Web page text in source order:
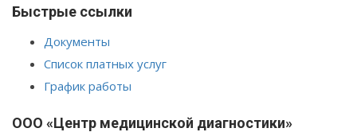
Быстрые ссылки
Документы
Список платных услуг
График работы
ООО «Центр медицинской диагностики»